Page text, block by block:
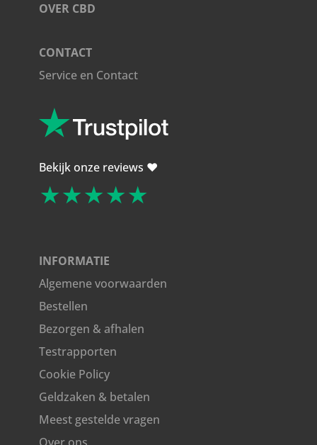
OVER CBD
CONTACT
Service en Contact
Bekijk onze reviews ❤️
★★★★★
INFORMATIE
Algemene voorwaarden
Bestellen
Bezorgen & afhalen
Testrapporten
Cookie Policy
Geldzaken & betalen
Meest gestelde vragen